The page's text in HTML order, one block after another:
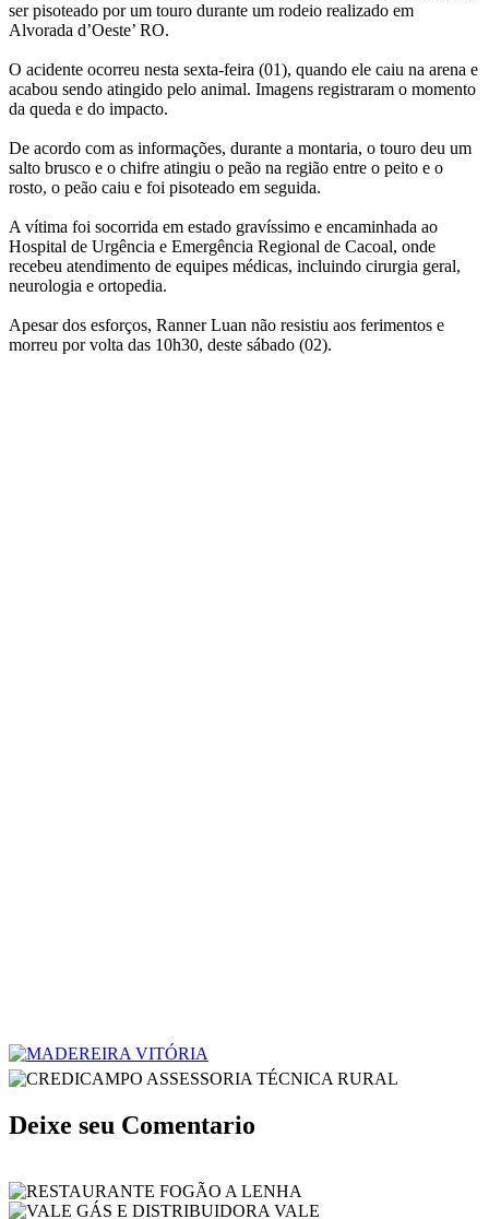
ser pisoteado por um touro durante um rodeio realizado em
Alvorada d’Oeste’ RO.
O acidente ocorreu nesta sexta-feira (01), quando ele caiu na arena e
acabou sendo atingido pelo animal. Imagens registraram o momento
da queda e do impacto.
De acordo com as informações, durante a montaria, o touro deu um
salto brusco e o chifre atingiu o peão na região entre o peito e o
rosto, o peão caiu e foi pisoteado em seguida.
A vítima foi socorrida em estado gravíssimo e encaminhada ao
Hospital de Urgência e Emergência Regional de Cacoal, onde
recebeu atendimento de equipes médicas, incluindo cirurgia geral,
neurologia e ortopedia.
Apesar dos esforços, Ranner Luan não resistiu aos ferimentos e
morreu por volta das 10h30, deste sábado (02).
Deixe seu Comentario